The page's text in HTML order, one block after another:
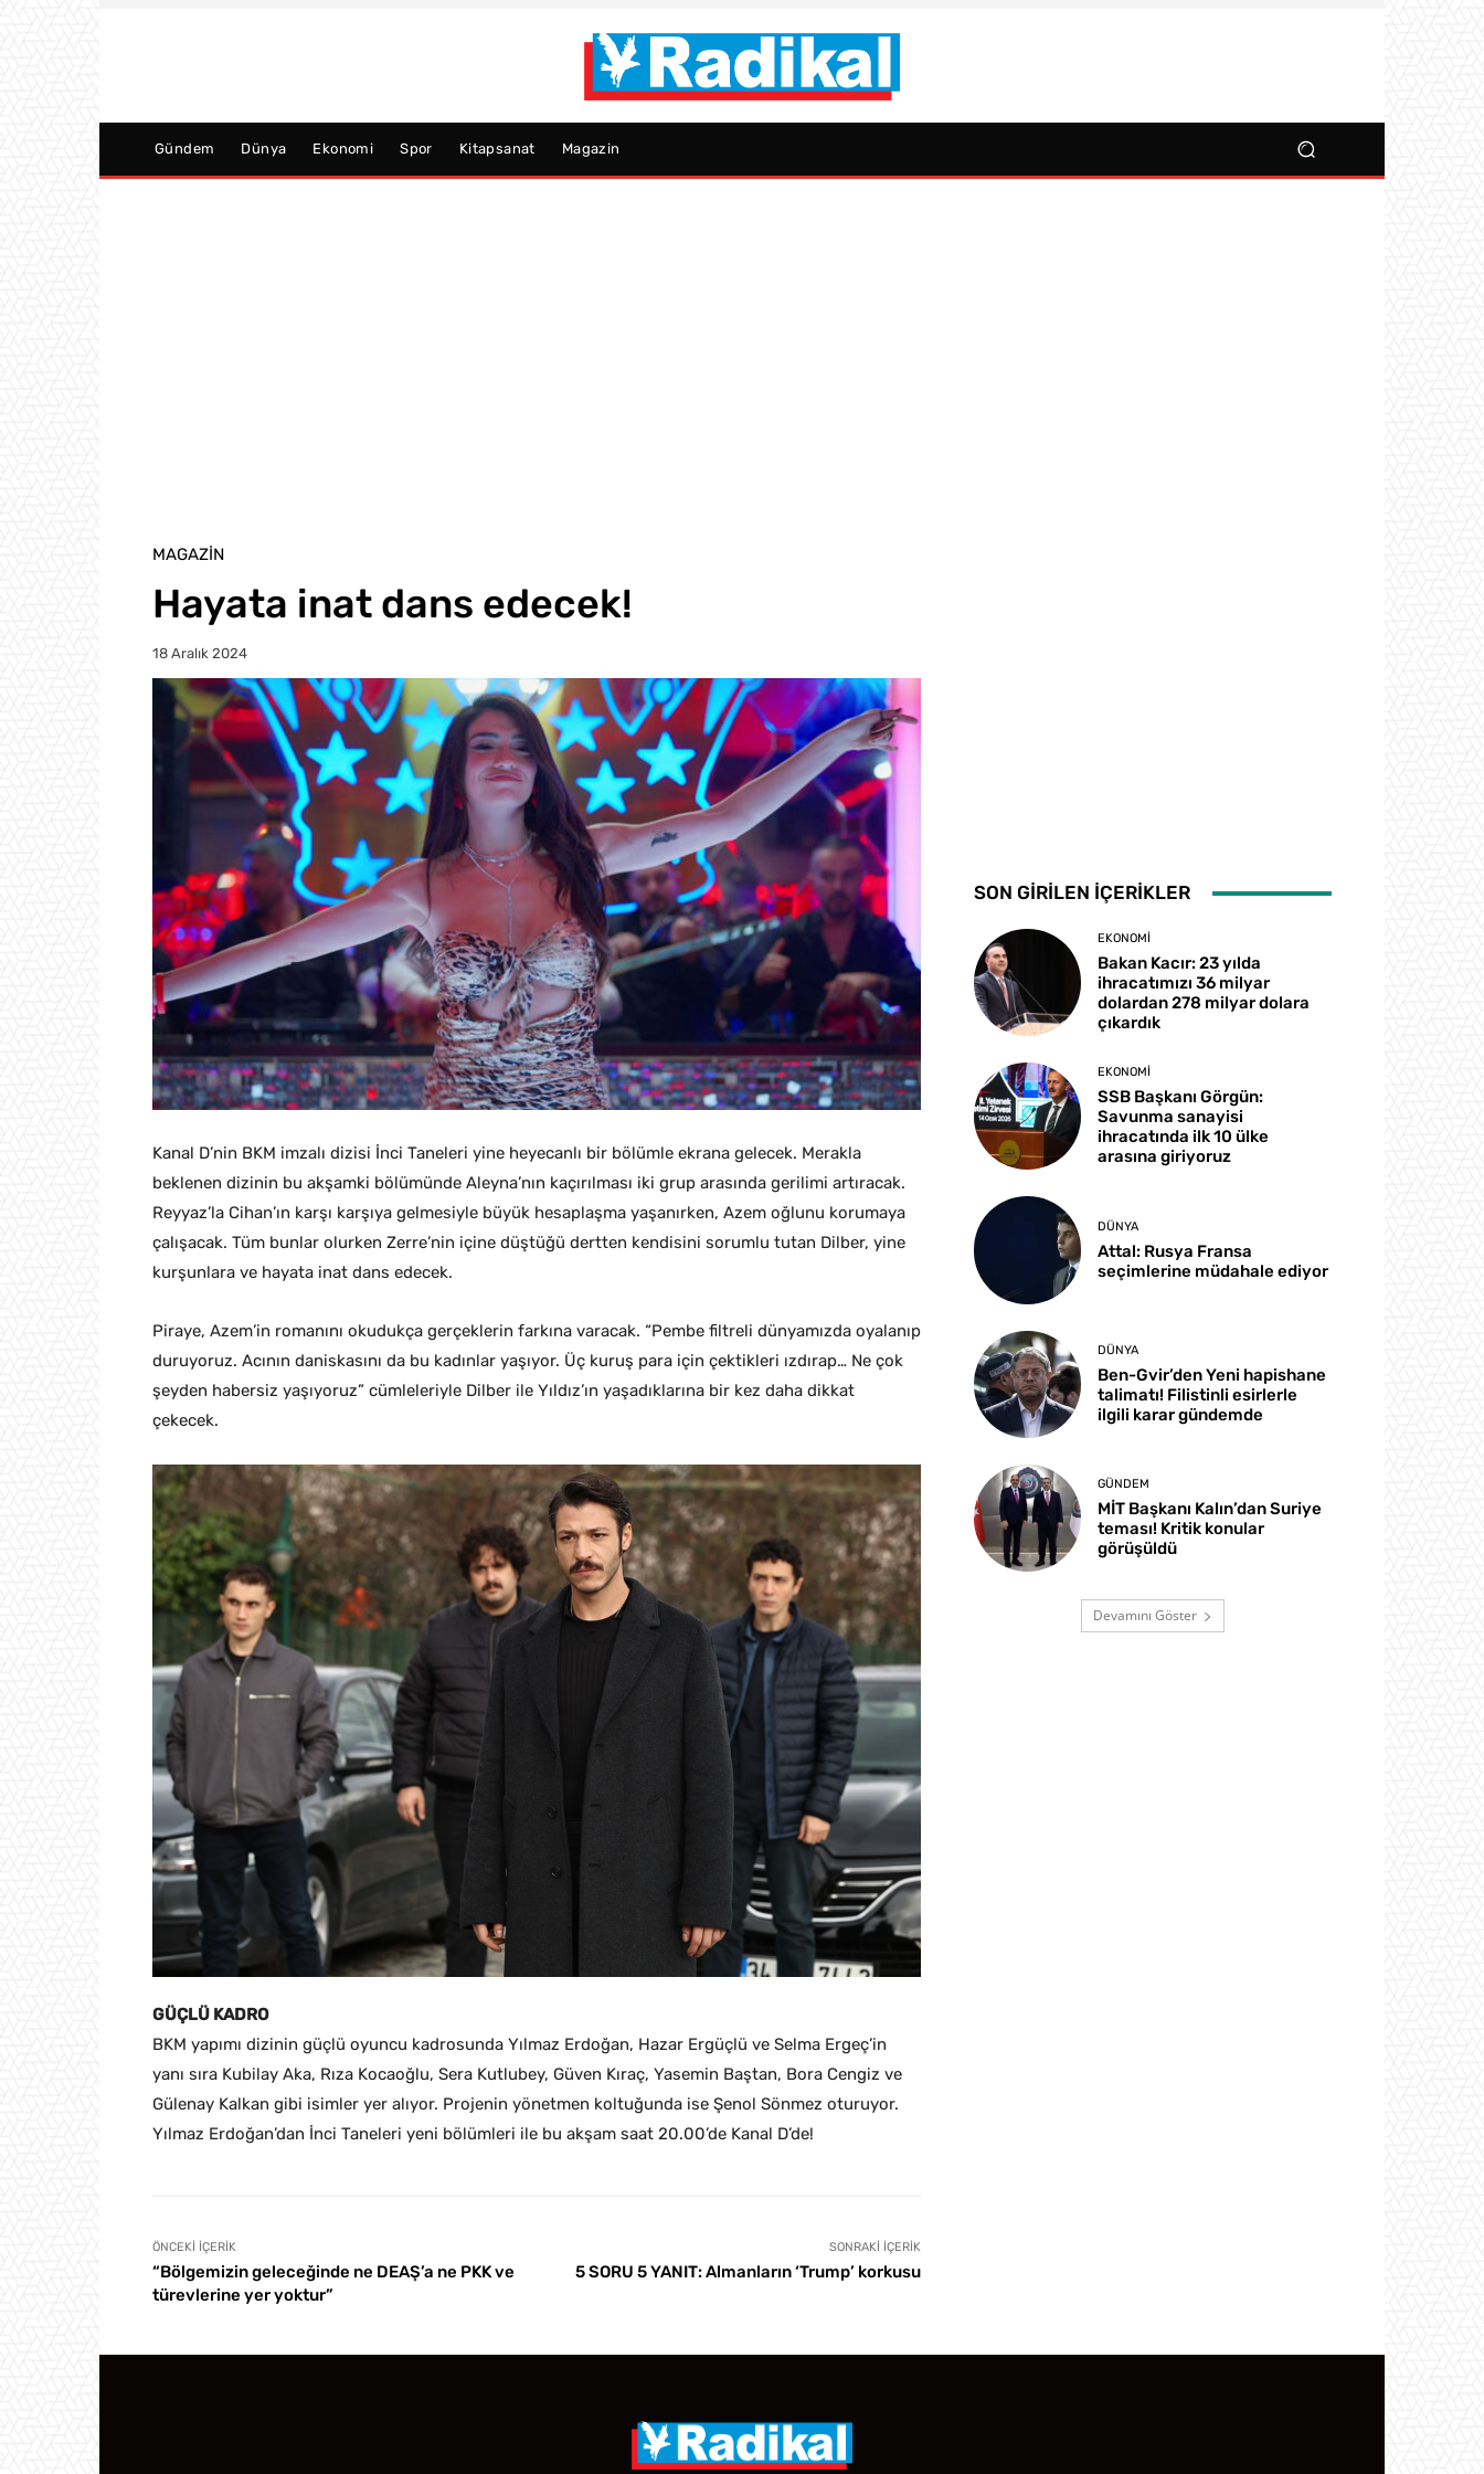
Gündem Dünya Ekonomi Spor Kitapsanat Magazin
MAGAZIN
Hayata inat dans edecek!
18 Aralık 2024
Kanal D’nin BKM imzalı dizisi İnci Taneleri yine heyecanlı bir bölümle ekrana gelecek. Merakla
beklenen dizinin bu akşamki bölümünde Aleyna’nın kaçırılması iki grup arasında gerilimi artıracak.
Reyyaz’la Cihan’ın karşı karşıya gelmesiyle büyük hesaplaşma yaşanırken, Azem oğlunu korumaya
çalışacak. Tüm bunlar olurken Zerre’nin içine düştüğü dertten kendisini sorumlu tutan Dilber, yine
kurşunlara ve hayata inat dans edecek.
Piraye, Azem’in romanını okudukça gerçeklerin farkına varacak. “Pembe filtreli dünyamızda oyalanıp
duruyoruz. Acının daniskasını da bu kadınlar yaşıyor. Üç kuruş para için çektikleri ızdırap… Ne çok
şeyden habersiz yaşıyoruz” cümleleriyle Dilber ile Yıldız’ın yaşadıklarına bir kez daha dikkat
çekecek.
GÜÇLÜ KADRO
BKM yapımı dizinin güçlü oyuncu kadrosunda Yılmaz Erdoğan, Hazar Ergüçlü ve Selma Ergeç’in
yanı sıra Kubilay Aka, Rıza Kocaoğlu, Sera Kutlubey, Güven Kıraç, Yasemin Baştan, Bora Cengiz ve
Gülenay Kalkan gibi isimler yer alıyor. Projenin yönetmen koltuğunda ise Şenol Sönmez oturuyor.
Yılmaz Erdoğan’dan İnci Taneleri yeni bölümleri ile bu akşam saat 20.00’de Kanal D’de!
ÖNCEKI İÇERIK
“Bölgemizin geleceğinde ne DEAŞ’a ne PKK ve
türevlerine yer yoktur”
SONRAKI İÇERIK
5 SORU 5 YANIT: Almanların ‘Trump’ korkusu
SON GİRİLEN İÇERİKLER
EKONOMI
Bakan Kacır: 23 yılda
ihracatımızı 36 milyar
dolardan 278 milyar dolara
çıkardık
EKONOMI
SSB Başkanı Görgün:
Savunma sanayisi
ihracatında ilk 10 ülke
arasına giriyoruz
DÜNYA
Attal: Rusya Fransa
seçimlerine müdahale ediyor
DÜNYA
Ben-Gvir’den Yeni hapishane
talimatı! Filistinli esirlerle
ilgili karar gündemde
GÜNDEM
MİT Başkanı Kalın’dan Suriye
teması! Kritik konular
görüşüldü
Devamını Göster